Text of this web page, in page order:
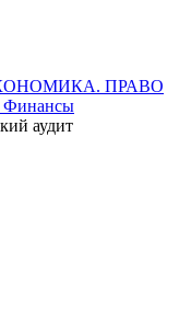
ПРАВО
Финансы
аудит